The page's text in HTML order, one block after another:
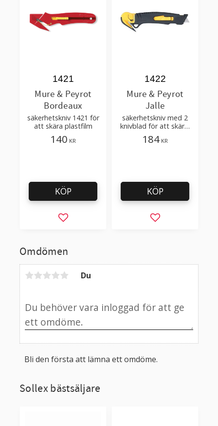
Omdömen
Du
Bli den första att lämna ett omdöme.
Mure & Peyrot
Bordeaux
säkerhetskniv 1421 för
att skära plastfilm
1421
140 KR
Lägg till i favoriter
KÖP
Mure & Peyrot
Jalle
säkerhetskniv med 2
knivblad för att skära,
öppna lådor
1422
184 KR
Lägg till i
KÖP
Sollex bästsäljare